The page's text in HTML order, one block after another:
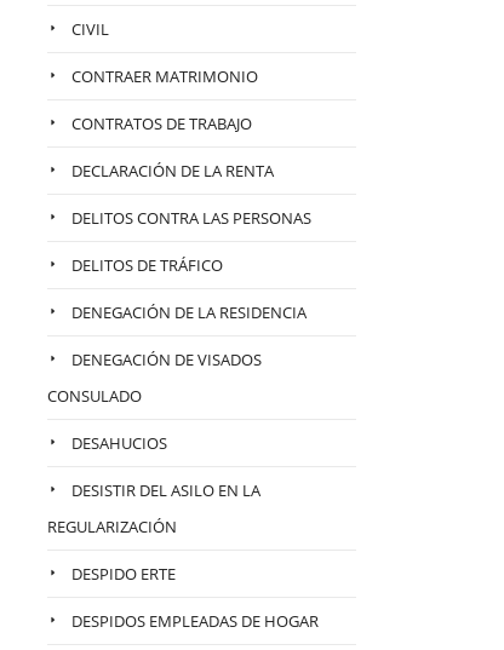
CIVIL
CONTRAER MATRIMONIO
CONTRATOS DE TRABAJO
DECLARACIÓN DE LA RENTA
DELITOS CONTRA LAS PERSONAS
DELITOS DE TRÁFICO
DENEGACIÓN DE LA RESIDENCIA
DENEGACIÓN DE VISADOS
CONSULADO
DESAHUCIOS
DESISTIR DEL ASILO EN LA
REGULARIZACIÓN
DESPIDO ERTE
DESPIDOS EMPLEADAS DE HOGAR